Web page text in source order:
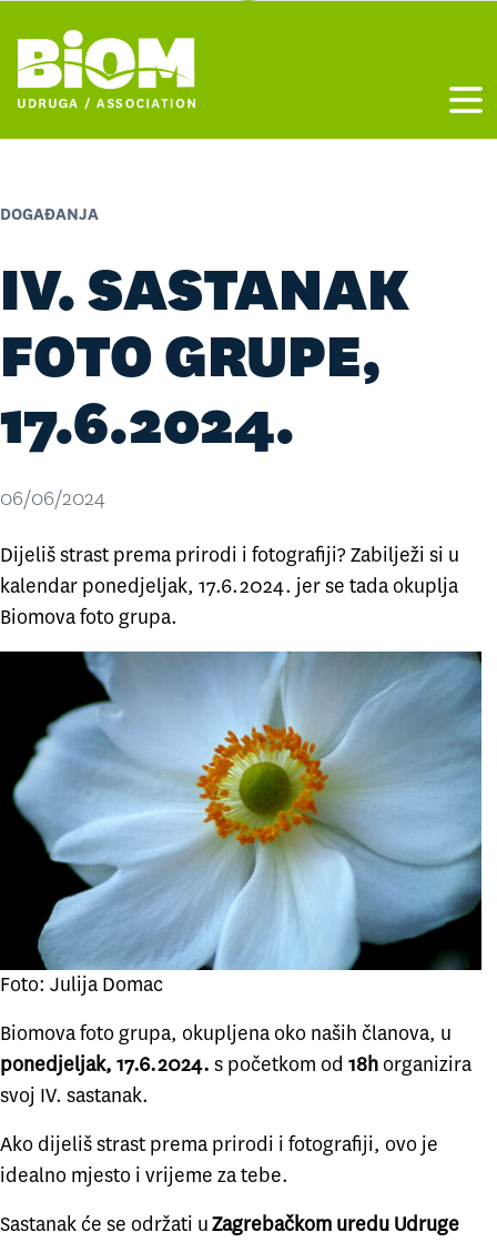
DOGAĐANJA
IV. SASTANAK
FOTO GRUPE,
17.6.2024.
06/06/2024
Dijeliš strast prema prirodi i fotografiji? Zabilježi si u
kalendar ponedjeljak, 17.6.2024. jer se tada okuplja
Biomova foto grupa.
Foto: Julija Domac
Biomova foto grupa, okupljena oko naših članova, u
ponedjeljak, 17.6.2024. s početkom od 18h organizira
svoj IV. sastanak.
Ako dijeliš strast prema prirodi i fotografiji, ovo je
idealno mjesto i vrijeme za tebe.
Sastanak će se održati uZagrebačkom uredu Udruge